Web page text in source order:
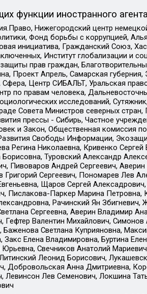
функции иностранного
Нижегородский центр
Фонд борьбы с коррупцией,
инициатива, Гражданский Союз,
Институт глобализации и
прав граждан,
Проект Апрель, Самарская
Центр СИБАЛЬТ, Уральская
по правам человека,
исследований,
Совета Министров северных
прессы - Сибирь, Частное
и Закон, Общественная комиссия
Свободы Информации,
Регина Николаевна, Кривенко
Туровский Александр
Пивоваров Андрей Сергеевич,
Сергеевич, Пономарев Лев
Щаров Сергей
Пислакова-Паркер Марина
Рачинский Ян
Сергеевна, Аверин Владимир
Валентин Михайлович,
Светлана Куприяновна,
Закс Елена Владимировна, Буртина
Свечников Анатолий
Леонид Борисович,
Добровольская Анна Дмитриевна,
Левинсон Лев Семенович, Локшина